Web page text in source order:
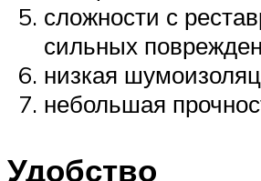
сложности с
сильных
низкая
небольшая
Удобство